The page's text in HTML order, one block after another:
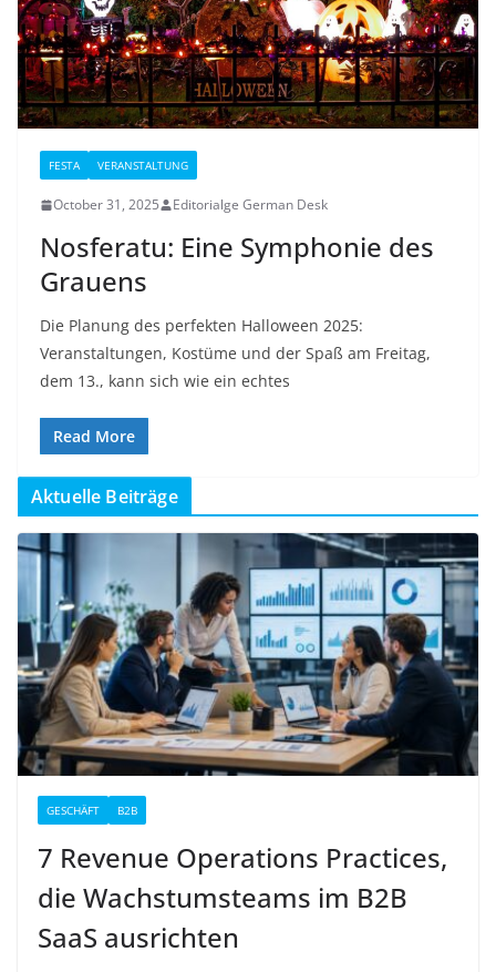
FESTA VERANSTALTUNG
October 31, 2025 Editorialge German Desk
Nosferatu: Eine Symphonie des
Grauens
Die Planung des perfekten Halloween 2025:
Veranstaltungen, Kostüme und der Spaß am Freitag,
dem 13., kann sich wie ein echtes
Read More
Aktuelle Beiträge
GESCHÄFT B2B
7 Revenue Operations Practices,
die Wachstumsteams im B2B
SaaS ausrichten